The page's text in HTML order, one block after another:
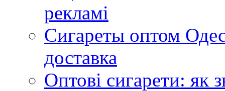
рекламі
Сигареты оптом
доставка
Оптові сигарети: як